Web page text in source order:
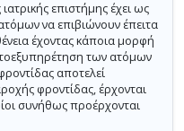
επιστήμης έχει ως
να επιβιώνουν έπειτα
έχοντας κάποια μορφή
των ατόμων
αποτελεί
φροντίδας, έρχονται
συνήθως προέρχονται